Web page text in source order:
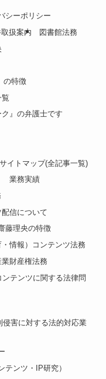
シーポリシー
扱案内
図書館法務
の特徴
ク』の弁護士です
サイトマップ(全記事一覧)
業務実績
信について
藤理央の特徴
情報）コンテンツ法務
財産権法務
テンツに関する法律問
害に対する法的対応業
テンツ・IP研究）